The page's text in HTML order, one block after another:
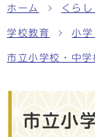
ホーム くら
学校教育 小学
市立小学校・中
市立小